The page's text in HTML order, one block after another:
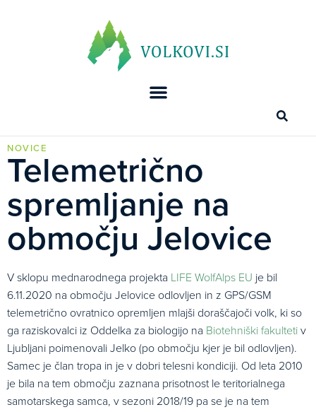
NOVICE
Telemetrično
spremljanje na
območju Jelovice
V sklopu mednarodnega projekta LIFE WolfAlps EU je bil
6.11.2020 na območju Jelovice odlovljen in z GPS/GSM
telemetrično ovratnico opremljen mlajši doraščajoči volk, ki so
ga raziskovalci iz Oddelka za biologijo na Biotehniški fakultetiv
Ljubljani poimenovali Jelko (po območju kjer je bil odlovljen).
Samec je član tropa in je v dobri telesni kondiciji. Od leta 2010
je bila na tem območju zaznana prisotnost le teritorialnega
samotarskega samca, v sezoni 2018/19 pa se je na tem